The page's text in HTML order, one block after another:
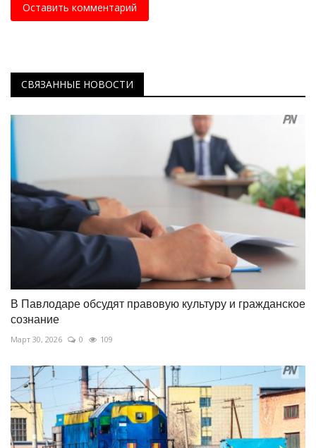
Оставить комментарий
СВЯЗАННЫЕ НОВОСТИ
В Павлодаре обсудят правовую культуру и гражданское
сознание
Март 30, 2026 0 109